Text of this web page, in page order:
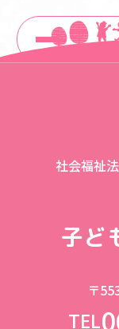
社会福祉
子ど
〒
TEL